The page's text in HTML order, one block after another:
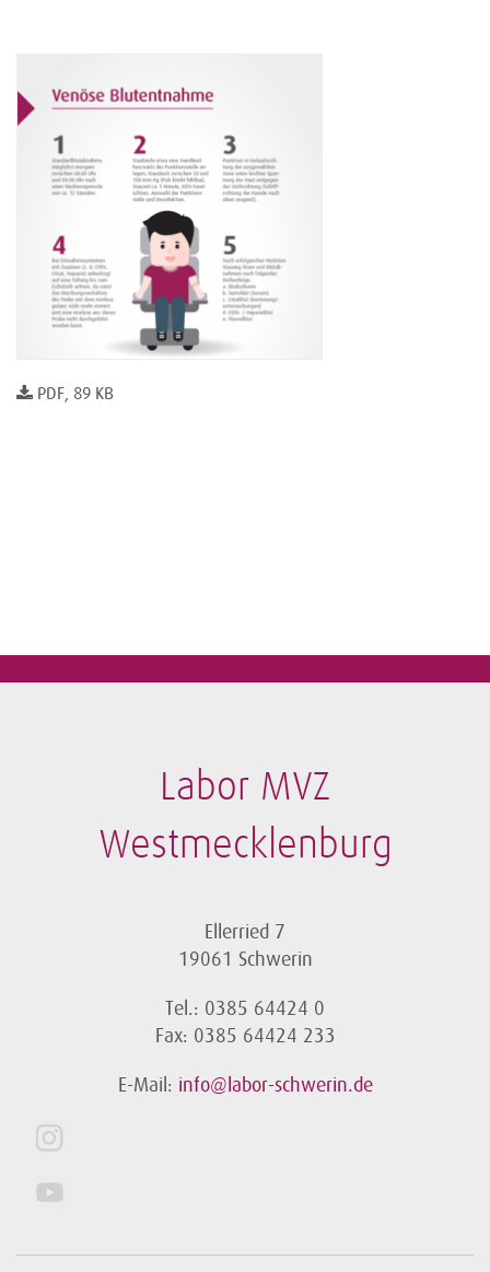
PDF, 89 KB
Labor MVZ
Westmecklenburg
Ellerried 7
19061 Schwerin
Tel.: 0385 64424 0
Fax: 0385 64424 233
E-Mail: info@labor-schwerin.de